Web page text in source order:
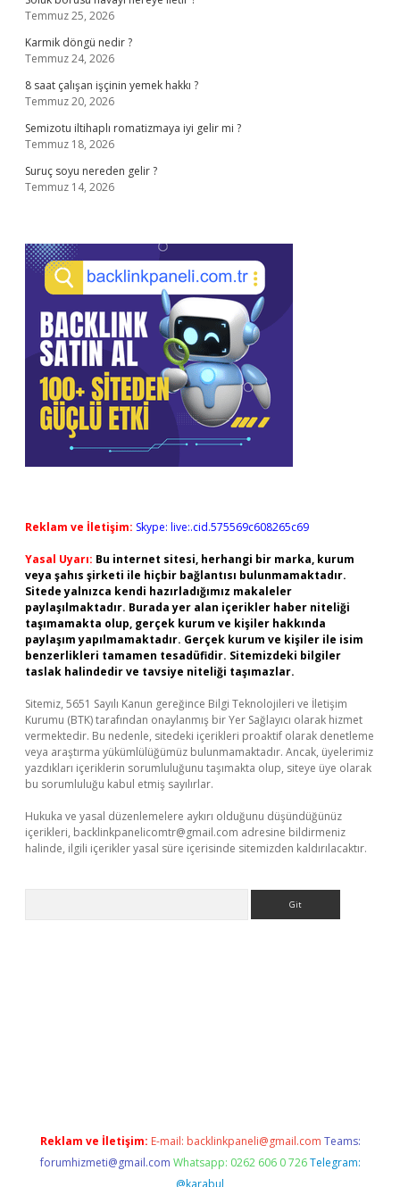
Temmuz 25, 2026
Karmik döngü nedir ?
Temmuz 24, 2026
8 saat çalışan işçinin yemek hakkı ?
Temmuz 20, 2026
Semizotu iltihaplı romatizmaya iyi gelir mi ?
Temmuz 18, 2026
Suruç soyu nereden gelir ?
Temmuz 14, 2026
Reklam ve İletişim: Skype: live:.cid.575569c608265c69
Yasal Uyarı: Bu internet sitesi, herhangi bir marka, kurum
veya şahıs şirketi ile hiçbir bağlantısı bulunmamaktadır.
Sitede yalnızca kendi hazırladığımız makaleler
paylaşılmaktadır. Burada yer alan içerikler haber niteliği
taşımamakta olup, gerçek kurum ve kişiler hakkında
paylaşım yapılmamaktadır. Gerçek kurum ve kişiler ile isim
benzerlikleri tamamen tesadüfidir. Sitemizdeki bilgiler
taslak halindedir ve tavsiye niteliği taşımazlar.
Sitemiz, 5651 Sayılı Kanun gereğince Bilgi Teknolojileri ve İletişim
Kurumu (BTK) tarafından onaylanmış bir Yer Sağlayıcı olarak hizmet
vermektedir. Bu nedenle, sitedeki içerikleri proaktif olarak denetleme
veya araştırma yükümlülüğümüz bulunmamaktadır. Ancak, üyelerimiz
yazdıkları içeriklerin sorumluluğunu taşımakta olup, siteye üye olarak
bu sorumluluğu kabul etmiş sayılırlar.
Hukuka ve yasal düzenlemelere aykırı olduğunu düşündüğünüz
içerikleri, backlinkpanelicomtr@gmail.com adresine bildirmeniz
halinde, ilgili içerikler yasal süre içerisinde sitemizden kaldırılacaktır.
Reklam ve İletişim: E-mail: backlinkpaneli@gmail.com Teams:
forumhizmeti@gmail.com Whatsapp: 0262 606 0 726 Telegram:
@karabul